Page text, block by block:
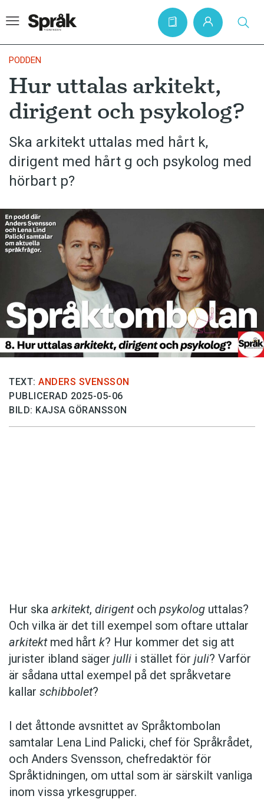
Hem
Artiklar
Krönikor
Språkfrågor
Skrivtips
Kviss
Podden
Anmäl till språkpolisen
Föreslå nyord
Annonsera
Prenumerera
Läs Språktidningen digitalt
Press
PODDEN
Hur uttalas arkitekt,
dirigent och psykolog?
Ska arkitekt uttalas med hårt k,
dirigent med hårt g och psykolog med
hörbart p?
TEXT: ANDERS SVENSSON
PUBLICERAD 2025-05-06
BILD: KAJSA GÖRANSSON
Hantera cookie-inställningar
Hur ska arkitekt, dirigentoch psykolog uttalas?
Och vilka är det till exempel som oftare uttalar
arkitektmed hårt k? Hur kommer det sig att
jurister ibland säger julli i stället för juli? Varför
är sådana uttal exempel på det språkvetare
kallar schibbolet?
I det åttonde avsnittet av Språktombolan
samtalar Lena Lind Palicki, chef för Språkrådet,
och Anders Svensson, chefredaktör för
Språktidningen, om uttal som är särskilt vanliga
inom vissa yrkesgrupper.